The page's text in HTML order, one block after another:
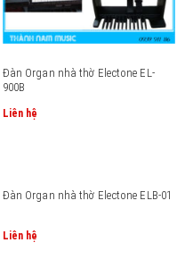
Đàn Organ nhà thờ Electone EL-
900B
Liên hệ
Đàn Organ nhà thờ Electone ELB-01
Liên hệ